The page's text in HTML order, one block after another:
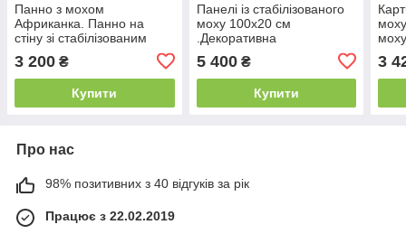
Панно з мохом
Африканка. Панно на
стіну зі стабілізованим
3 200 ₴
Купити
Панелі із стабілізованого
моху 100х20 см
.Декоративна
5 400₴
Купити
3
Про нас
98% позитивних з 40 відгуків за рік
Працює з 22.02.2019